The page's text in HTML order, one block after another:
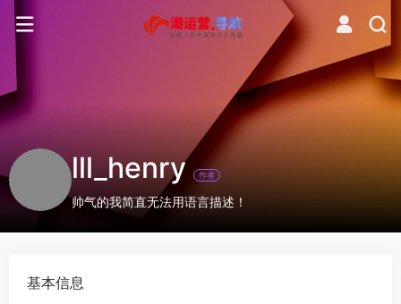
lll_henry 作者
帅气的我简直无法用语言描述！
基本信息